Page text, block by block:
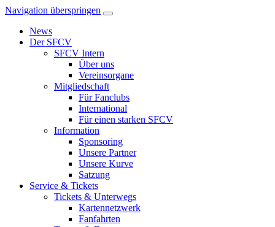
Navigation überspringen
News
Der SFCV
SFCV Intern
Über uns
Vereinsorgane
Mitgliedschaft
Für Fanclubs
International
Für einen starken SFCV
Information
Sponsoring
Unsere Partner
Unsere Kurve
Satzung
Service & Tickets
Tickets & Unterwegs
Kartennetzwerk
Fanfahrten